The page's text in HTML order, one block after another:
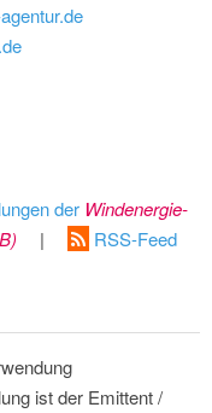
der Windenergie-
|
RSS-Feed
ist der Emittent /